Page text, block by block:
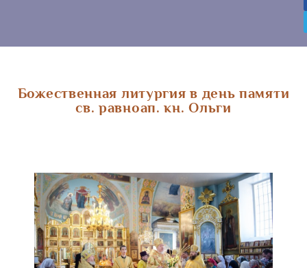
Божественная литургия в день памяти
св. равноап. кн. Ольги